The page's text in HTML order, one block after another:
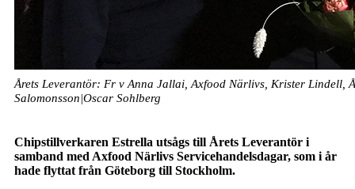
Årets Leverantör: Fr v Anna Jallai, Axfood Närlivs, Krister Lindell,
Salomonsson|Oscar Sohlberg
Chipstillverkaren Estrella utsågs till Årets Leverantör i
samband med Axfood Närlivs Servicehandelsdagar, som i år
hade flyttat från Göteborg till Stockholm.